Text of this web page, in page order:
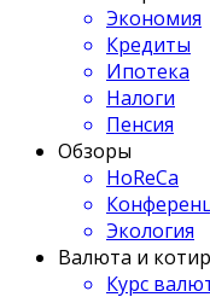
Экономия
Кредиты
Ипотека
Налоги
Пенсия
Обзоры
HoReCa
Экология
Валюта и
Курс